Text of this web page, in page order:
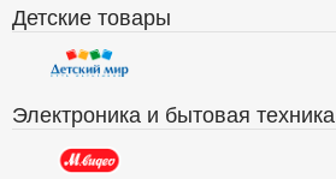
Детские товары
Электроника и бытовая техника